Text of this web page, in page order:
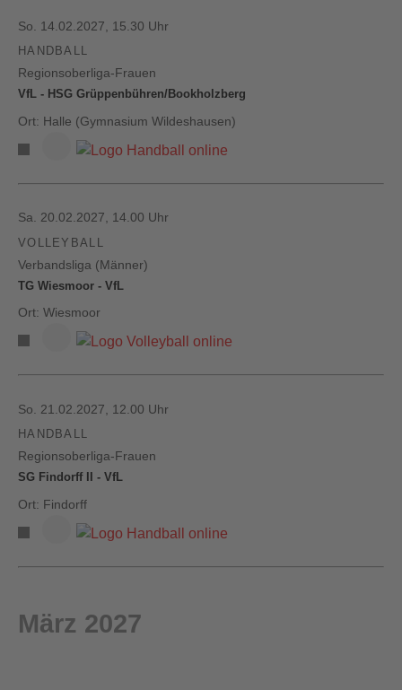
So. 14.02.2027, 15.30 Uhr
HANDBALL
Regionsoberliga-Frauen
VfL - HSG Grüppenbühren/Bookholzberg
Ort: Halle (Gymnasium Wildeshausen)
Sa. 20.02.2027, 14.00 Uhr
VOLLEYBALL
Verbandsliga (Männer)
TG Wiesmoor - VfL
Ort: Wiesmoor
So. 21.02.2027, 12.00 Uhr
HANDBALL
Regionsoberliga-Frauen
SG Findorff II - VfL
Ort: Findorff
März 2027